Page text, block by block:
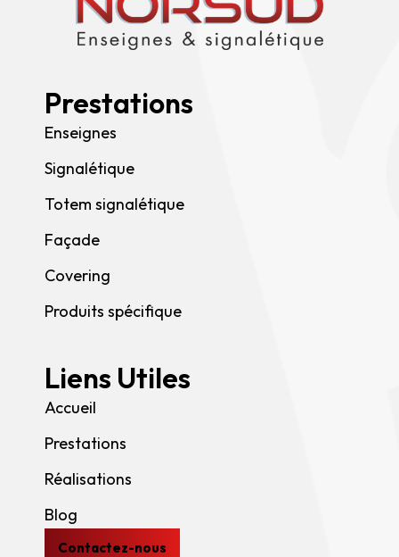
Prestations
Enseignes
Signalétique
Totem signalétique
Façade
Covering
Produits spécifique
Liens Utiles
Accueil
Prestations
Réalisations
Blog
Contactez-nous